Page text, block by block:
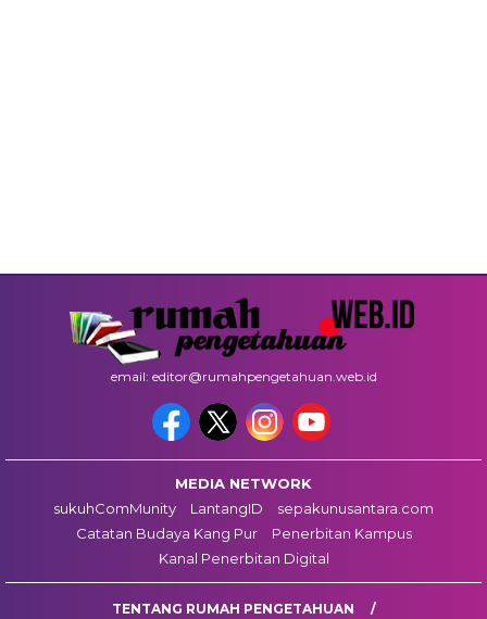
email: editor@rumahpengetahuan.web.id
MEDIA NETWORK
sukuhComMunity
LantangID
sepakunusantara.com
Catatan Budaya Kang Pur
Penerbitan Kampus
Kanal Penerbitan Digital
TENTANG RUMAH PENGETAHUAN